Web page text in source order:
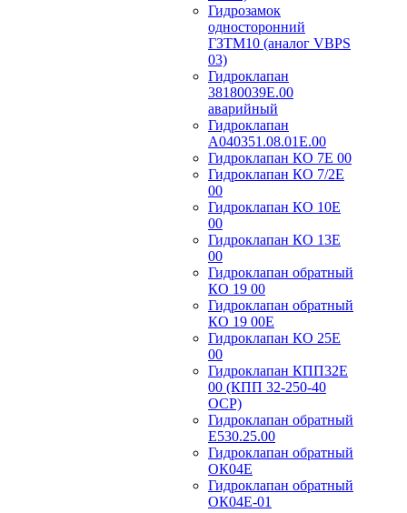
Гидрозамок
односторонний
ГЗТМ10 (аналог VBPS
03)
Гидроклапан
38180039Е.00
аварийный
Гидроклапан
А040351.08.01Е.00
Гидроклапан КО 7Е 00
Гидроклапан КО 7/2Е
00
Гидроклапан КО 10Е
00
Гидроклапан КО 13Е
00
Гидроклапан обратный
КО 19 00
Гидроклапан обратный
КО 19 00Е
Гидроклапан КО 25Е
00
Гидроклапан КПП32Е
00 (КПП 32-250-40
ОСР)
Гидроклапан обратный
Е530.25.00
Гидроклапан обратный
ОК04Е
Гидроклапан обратный
ОК04Е-01